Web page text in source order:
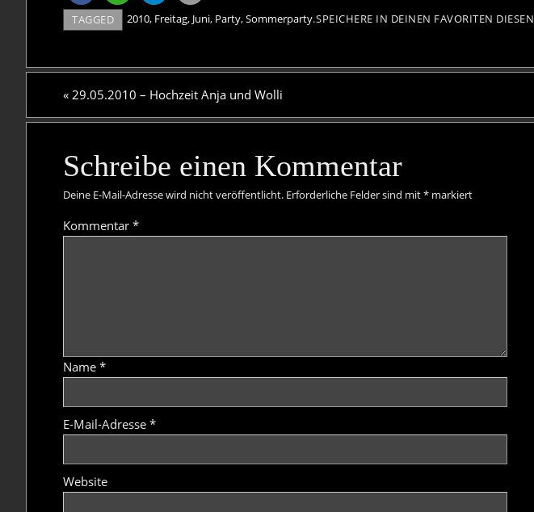
TAGGED 2010, Freitag, Juni, Party,Sommerparty.SPEICHERE IN DEINEN FAVORITEN DIESEN
« 29.05.2010 – Hochzeit Anja und Wolli
Schreibe einen Kommentar
Deine E-Mail-Adresse wird nicht veröffentlicht. Erforderliche Felder sind mit* markiert
Kommentar *
Name *
E-Mail-Adresse *
Website